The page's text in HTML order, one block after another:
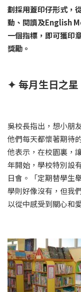
劃採用蓋印仔形式，
動、閱讀及English
一個指標，即可獲印
獎勵。
✦ 每月生日之
吳校長指出，想小朋
他們每天都懷著期待
他表示，在校園裏，
年開始，學校特別設
日會。「定期替學生
學則好像沒有，但我
以從中感受到關心和